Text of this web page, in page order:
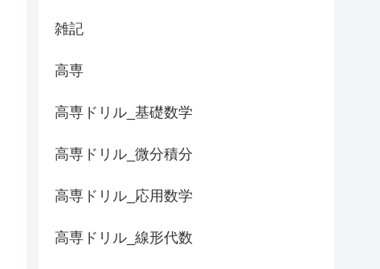
雑記
高専
高専ドリル_基礎数学
高専ドリル_微分積分
高専ドリル_応用数学
高専ドリル_線形代数